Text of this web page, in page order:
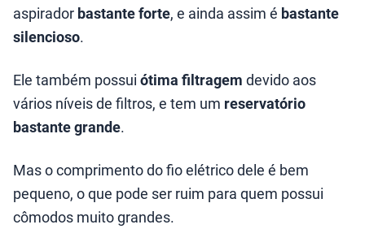
aspirador bastante forte, e ainda assim é bastante
silencioso.
Ele também possui ótima filtragem devido aos
vários níveis de filtros, e tem um reservatório
bastante grande.
Mas o comprimento do fio elétrico dele é bem
pequeno, o que pode ser ruim para quem possui
cômodos muito grandes.